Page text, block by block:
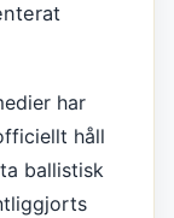
har
håll
ballistisk